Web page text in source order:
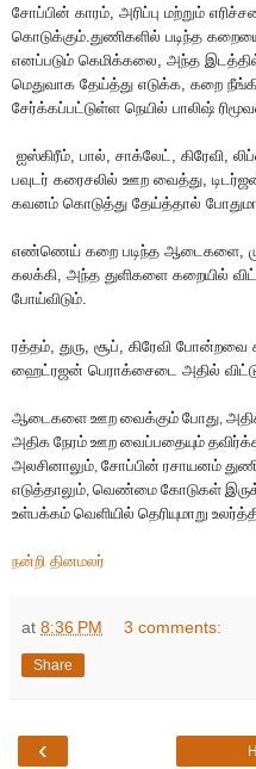
சோப்பின் காரம் அரிப்பு மற்றும்
கொடுக்கும் துணிகளில் படிந்த
எனப்படும் கெமிக்கலை அந்த
மெதுவாக தேய்த்து எடுக்க கறை
சேர்க்கப்பட்டுள்ள நெயில் பாலிஷ்
ஐஸ்கிரீம் பால் சாக்லேட் கிரேவி
பவுடர் கரைசலில் ஊற வைத்து
கவனம் கொடுத்து தேய்த்தால்
எண்ணெய் கறை படிந்த ஆடைகளை
கலக்கி அந்த துளிகளை கறையில்
போய்விடும்
ரத்தம் துரு சூப் கிரேவி போன்றவை
ஹைட்ரஜன் பெராக்சைடை அதில்
ஆடைகளை ஊற வைக்கும் போது,
அதிக நேரம் ஊற வைப்பதையும்
அலசினாலும், சோப்பின் ரசாயனம்
எடுத்தாலும், வெண்மை கோடுகள்
உள்பக்கம் வெளியில் தெரியுமாறு
நன்றி தினமலர்
at 8:36 PM 3 comments:
Share
‹